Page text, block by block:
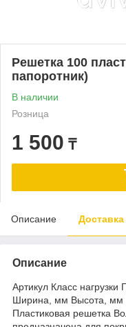
Решетка 100
папоротник)
В наличии
Розница
1 500 ₸
Описание Доставка
Описание
Артикул Класс
Ширина, мм Высота, мм
Пластиковая решетка